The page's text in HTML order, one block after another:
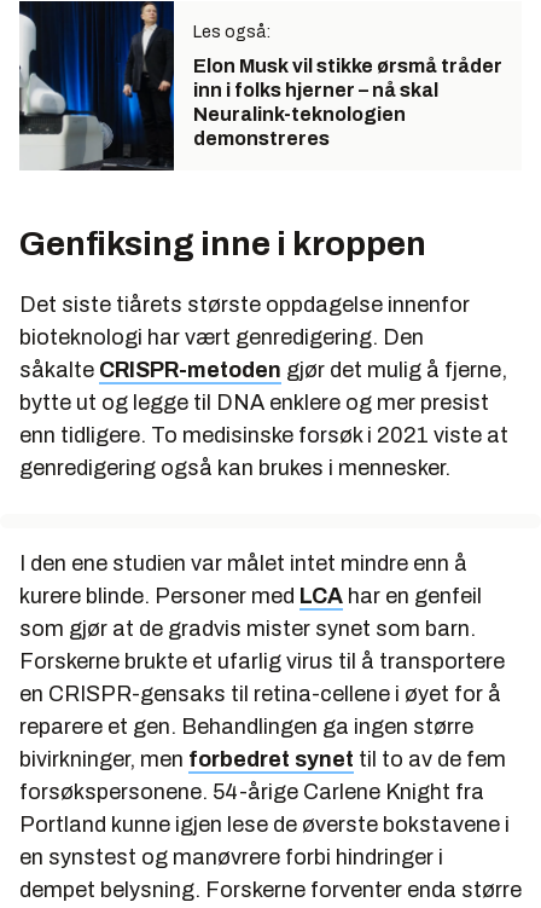
Les også:
Elon Musk vil stikke ørsmå tråder
inn i folks hjerner – nå skal
Neuralink-teknologien
demonstreres
Genfiksing inne i kroppen
Det siste tiårets største oppdagelse innenfor
bioteknologi har vært genredigering. Den
såkalte CRISPR-metoden gjør det mulig å fjerne,
bytte ut og legge til DNA enklere og mer presist
enn tidligere. To medisinske forsøk i 2021 viste at
genredigering også kan brukes i mennesker.
I den ene studien var målet intet mindre enn å
kurere blinde. Personer med LCA har en genfeil
som gjør at de gradvis mister synet som barn.
Forskerne brukte et ufarlig virus til å transportere
en CRISPR-gensaks til retina-cellene i øyet for å
reparere et gen. Behandlingen ga ingen større
bivirkninger, men forbedret synet til to av de fem
forsøkspersonene. 54-årige Carlene Knight fra
Portland kunne igjen lese de øverste bokstavene i
en synstest og manøvrere forbi hindringer i
dempet belysning. Forskerne forventer enda større